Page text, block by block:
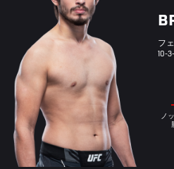
フ
10-
ノ